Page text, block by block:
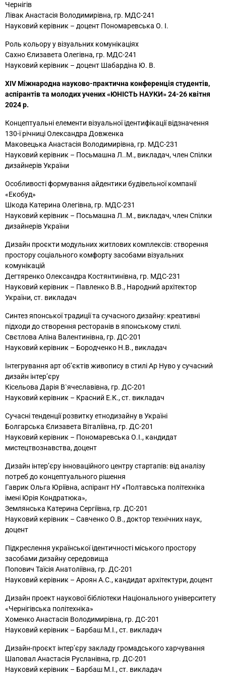
Чернігів
Лівак Анастасія Володимирівна, гр. МДС-241
Науковий керівник – доцент Пономаревська О. І.
Роль кольору у візуальних комунікаціях
Сахно Єлизавета Олегівна, гр. МДС-241
Науковий керівник – доцент Шабардіна Ю. В.
ХІV Міжнародна науково-практична конференція студентів,
аспірантів та молодих учених «ЮНІСТЬ НАУКИ» 24-26 квітня
2024 р.
Концептуальні елементи візуальної ідентифікації відзначення
130-ї річниці Олександра Довженка
Маковецька Анастасія Володимирівна, гр. МДС-231
Науковий керівник – Посьмашна Л..М., викладач, член Спілки
дизайнерів України
Особливості формування айдентики будівельної компанії
«Екобуд»
Шкода Катерина Олегівна, гр. МДС-231
Науковий керівник – Посьмашна Л..М., викладач, член Спілки
дизайнерів України
Дизайн проєкти модульних житлових комплексів: створення
простору соціального комфорту засобами візуальних
комунікацій
Дегтяренко Олександра Костянтинівна, гр. МДС-231
Науковий керівник – Павленко В.В., Народний архітектор
України, ст. викладач
Синтез японської традиції та сучасного дизайну: креативні
підходи до створення ресторанів в японському стилі.
Свєтлова Аліна Валентинівна, гр. ДС-201
Науковий керівник – Бородченко Н.В., викладач
Інтегрування арт об’єктів живопису в стилі Ар Нуво у сучасний
дизайн інтер’єру
Кісельова Дарія В`ячеславівна, гр. ДС-201
Науковий керівник – Красний Е.К., ст. викладач
Сучасні тенденції розвитку етнодизайну в Україні
Болгарська Єлизавета Віталіївна, гр. ДС-201
Науковий керівник – Пономаревська О.І., кандидат
мистецтвознавства, доцент
Дизайн інтер’єру інноваційного центру стартапів: від аналізу
потреб до концептуального рішення
Гаврик Ольга Юріївна, аспірант НУ «Полтавська політехніка
імені Юрія Кондратюка»,
Землянська Катерина Сергіївна, гр. ДС-201
Науковий керівник – Савченко О.В., доктор технічних наук,
доцент
Підкреслення української ідентичності міського простору
засобами дизайну середовища
Попович Таїсія Анатоліївна, гр. ДС-201
Науковий керівник – Ароян А.С., кандидат архітектури, доцент
Дизайн проект наукової бібліотеки Національного університету
«Чернігівська політехніка»
Хоменко Анастасія Володимирівна, гр. ДС-201
Науковий керівник – Барбаш М.І., ст. викладач
Дизайн-проєкт інтер’єру закладу громадського харчування
Шаповал Анастасія Русланівна, гр. ДС-201
Науковий керівник – Барбаш М.І., ст. викладач